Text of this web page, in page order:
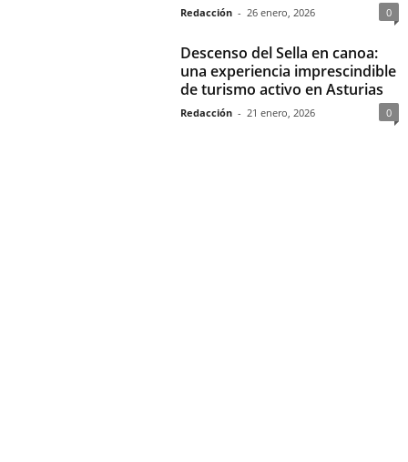
Redacción - 26 enero, 2026 0
Descenso del Sella en canoa:
una experiencia imprescindible
de turismo activo en Asturias
Redacción - 21 enero, 2026 0